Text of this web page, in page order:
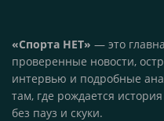
«Спорта НЕТ» — это
проверенные новости,
интервью и подробные
там, где рождается
без пауз и скуки.